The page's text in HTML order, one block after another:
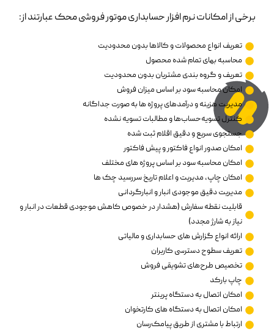
برخی از امکانات نرم افزار حسابداری موتور فروشی محک عبارتند از:
تعریف انواع محصولات و کالاها بدون محدودیت
محاسبه بهای تمام شده محصول
تعریف و گروه بندی مشتریان بدون محدودیت
امکان محاسبه سود بر اساس میزان فروش
مدیریت هزینه و درآمدهای پروژه ها به صورت جداگانه
کنترل تسویه‌حساب‌ها و مطالبات تسویه نشده‌
جستجوی سریع و دقیق اقلام ثبت شده
امکان صدور انواع فاکتور و پیش فاکتور
امکان محاسبه سود بر اساس پروژه های مختلف
امکان چاپ، مدیریت و اعلام تاریخ سررسید چک ها
مدیریت دقیق موجودی انبار و انبارگردانی
قابلیت نقطه سفارش (هشدار در خصوص کاهش موجودی قطعات در انبار و
نیاز به شارژ مجدد)
ارائه انواع گزارش های حسابداری و مالیاتی
تعریف سطوح دسترسی کاربران
تخصیص طرح‌های تشویقی فروش
چاپ بارکد
امکان اتصال به دستگاه پرینتر
امکان اتصال به دستگاه های کارتخوان
ارتباط با مشتری از طریق پیامک‌رسان